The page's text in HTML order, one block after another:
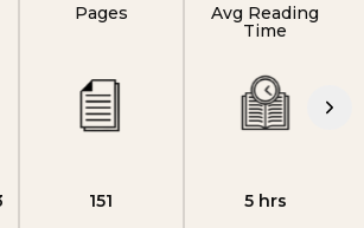
Pages
151
Avg Reading
Time
5 hrs